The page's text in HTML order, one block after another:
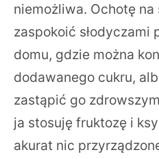
niemożliwa. Ochotę na
zaspokoić słodyczami
domu, gdzie można
dodawanego cukru,
zastąpić go
ja stosuję fruktozę i
akurat nic